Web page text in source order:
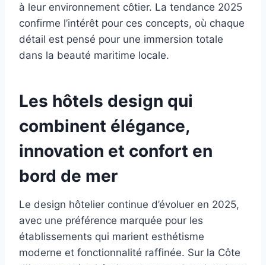
à leur environnement côtier. La tendance 2025
confirme l’intérêt pour ces concepts, où chaque
détail est pensé pour une immersion totale
dans la beauté maritime locale.
Les hôtels design qui
combinent élégance,
innovation et confort en
bord de mer
Le design hôtelier continue d’évoluer en 2025,
avec une préférence marquée pour les
établissements qui marient esthétisme
moderne et fonctionnalité raffinée. Sur la Côte